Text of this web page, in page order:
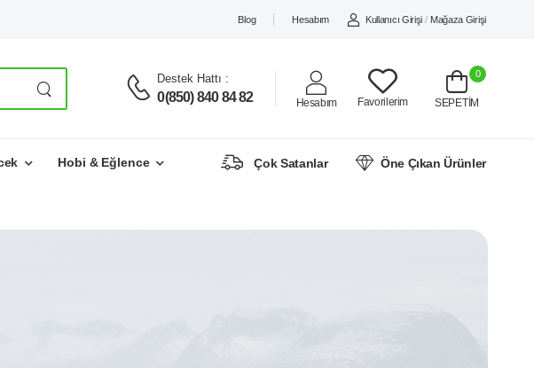
Blog Hesabım Kullanıcı Girişi / Mağaza Girişi
Destek Hattı :
0(850) 840 84 82 Hesabım Favorilerim
0
SEPETİM
Hobi & Eğlence Çok Satanlar Öne Çıkan Ürünler